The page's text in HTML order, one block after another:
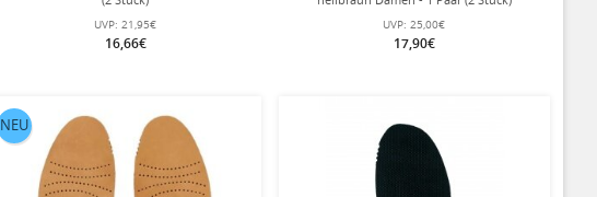
UVP: 21,95€
16,66€
UVP: 25,00€
17,90€
NEU